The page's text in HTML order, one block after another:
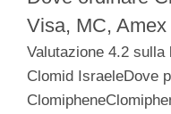
Visa, MC,
Valutazione 4.2
Clomid IsraeleDove